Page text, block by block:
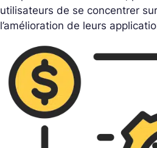
utilisateurs de se concentrer
l’amélioration de leurs